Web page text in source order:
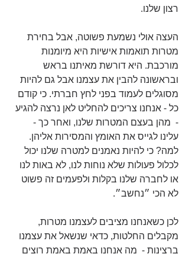
רצון שלנו.
העצה אולי נשמעת פשוטה, אבל בחירת
מטרות תואמות אישיות היא מיומנות
מורכבת. היא דורשת מאיתנו בראש
ובראשונה להבין את עצמנו אבל גם להיות
מסוגלים לעמוד בפני לחץ חברתי. כי קודם
כל - אנחנו צריכים להחליט לאן נרצה להגיע
-  מהן בעצם המטרות שלנו, ואחר כך -
עלינו לגייס את האומץ והמסירות אליהן.
למה? כי להיות נאמנים למטרה שלנו יכול
לכלול פעולות שלא נוחות לנו, לא באות לנו
או לחברה שלנו בקלות ולפעמים זה פשוט
לא הכי ״נחשב״.
לכן כשאנחנו מציבים לעצמנו מטרות,
מקבלים החלטות, כדאי שנשאל את עצמנו
ברצינות -  מה אנחנו באמת באמת רוצים